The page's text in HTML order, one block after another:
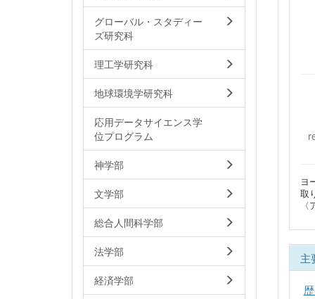
ヨ
取
主
グローバル・スタディー
ズ研究科
理工学研究科
地球環境学研究科
応用データサイエンス学
位プログラム
神学部
文学部
総合人間科学部
法学部
経済学部